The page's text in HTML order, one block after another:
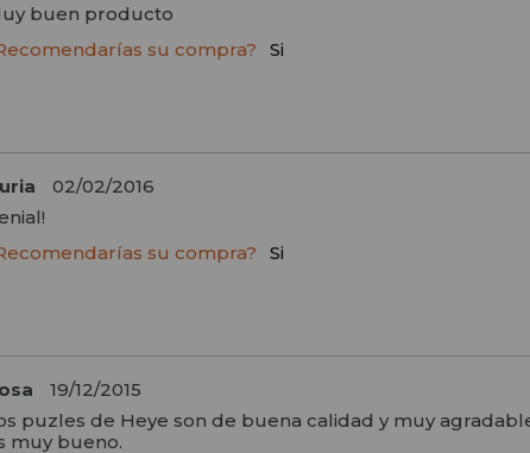
buen producto
su compra?
Si
02/02/2016
su compra?
Si
19/12/2015
puzles de Heye son de buena calidad y muy
muy bueno.